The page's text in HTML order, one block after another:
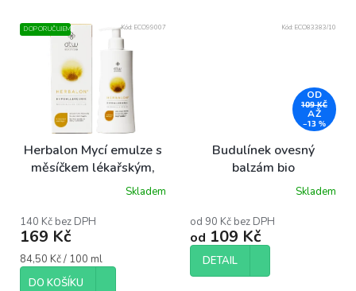
DOPORUČUJEME
Herbalon Mycí emulze s
měsíčkem lékařským,
Skladem
140 Kč bez DPH
169 Kč
Měrná
cena:
84,50 Kč / 100 ml
DO KOŠÍKU
Kód: ECO99007
OD
109 KČ
AŽ
–13 %
Budulínek ovesný
balzám bio
Skladem
od 90 Kč bez DPH
od 109 Kč
DETAIL
Kód: ECO83383/10